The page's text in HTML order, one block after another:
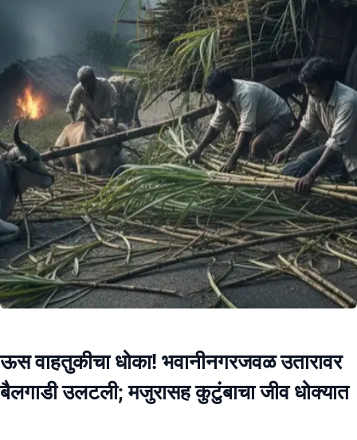
ऊस वाहतुकीचा धोका! भवानीनगरजवळ उतारावर
बैलगाडी उलटली; मजुरासह कुटुंबाचा जीव धोक्यात